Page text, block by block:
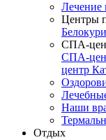
Лечение
Центры
СПА-
СПА-
центр
Наши
Отдых